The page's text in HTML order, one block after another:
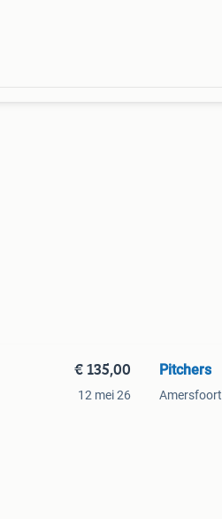
€ 135,00
12 mei 26
Pitchers
Amersfoort